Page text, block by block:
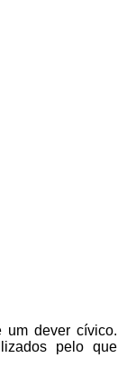
um dever cívico.
pelo que